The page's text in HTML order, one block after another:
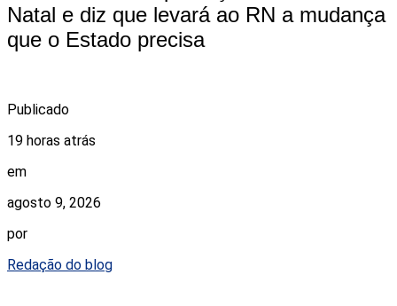
Natal e diz que levará ao RN a mudança
que o Estado precisa
Publicado
19 horas atrás
em
agosto 9, 2026
por
Redação do blog